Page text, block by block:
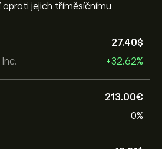
jejich tříměsíčnímu
27.40‎$‎
+32.62%
213.00‎€‎
0%